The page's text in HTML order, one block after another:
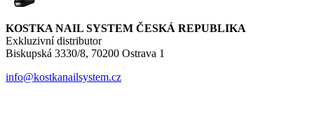
KOSTKA NAIL SYSTEM ČESKÁ REPUBLIKA
Exkluzivní distributor
Biskupská 3330/8, 70200 Ostrava 1
info@kostkanailsystem.cz